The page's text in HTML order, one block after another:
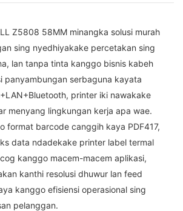
Z5808 58MM minangka solusi murah
sing nyedhiyakake percetakan sing
lan tanpa tinta kanggo bisnis kabeh
panyambungan serbaguna kayata
printer iki nawakake
menyang lingkungan kerja apa wae.
format barcode canggih kaya PDF417,
data ndadekake printer label termal
kanggo macem-macem aplikasi,
kanthi resolusi dhuwur lan feed
kanggo efisiensi operasional sing
pelanggan.